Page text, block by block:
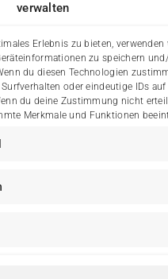
verwalten
Erlebnis zu bieten,
zu speichern
du diesen Technologien
Surfverhalten oder eindeutige IDs
du deine Zustimmung nicht
Merkmale und Funktionen
Wälster
Der